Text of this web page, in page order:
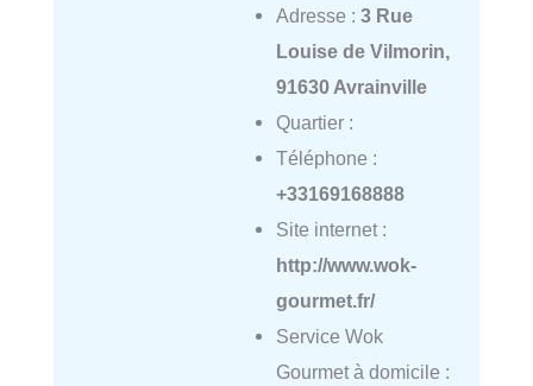
Adresse : 3 Rue
Louise de Vilmorin,
91630 Avrainville
Quartier :
Téléphone :
+33169168888
Site internet :
http://www.wok-
gourmet.fr/
Service Wok
Gourmet à domicile :